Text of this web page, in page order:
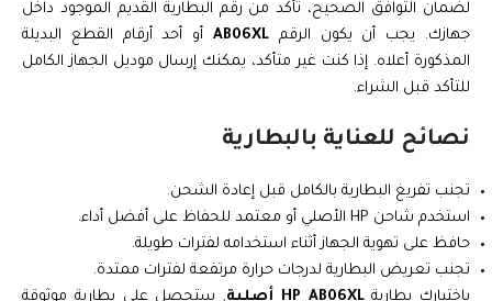
لضمان التوافق الصحيح، تأكد من رقم البطارية القديم الموجود داخل
جهازك. يجب أن يكون الرقم AB06XL أو أحد أرقام القطع البديلة
المذكورة أعلاه. إذا كنت غير متأكد، يمكنك إرسال موديل الجهاز الكامل
للتأكد قبل الشراء.
نصائح للعناية بالبطارية
تجنب تفريغ البطارية بالكامل قبل إعادة الشحن.
استخدم شاحن HP الأصلي أو معتمد للحفاظ على أفضل أداء.
حافظ على تهوية الجهاز أثناء استخدامه لفترات طويلة.
تجنب تعريض البطارية لدرجات حرارة مرتفعة لفترات ممتدة.
باختيارك بطاريةHP AB06XL أصلية , ستحصل على بطارية موثوقة